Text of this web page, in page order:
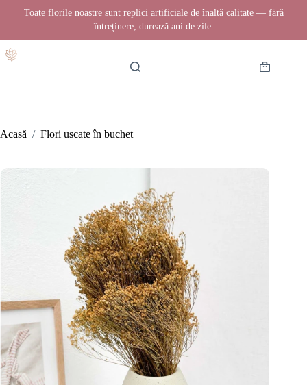
Toate florile noastre sunt replici artificiale de înaltă calitate — fără
întreținere, durează ani de zile.
la
Coș
Acasă / Flori uscate în buchet